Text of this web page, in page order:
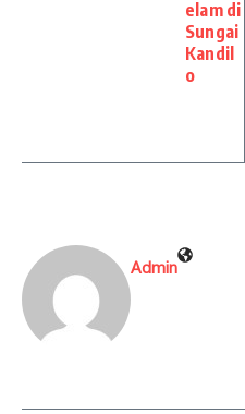
elam di
Sungai
Kandil
o
Admin